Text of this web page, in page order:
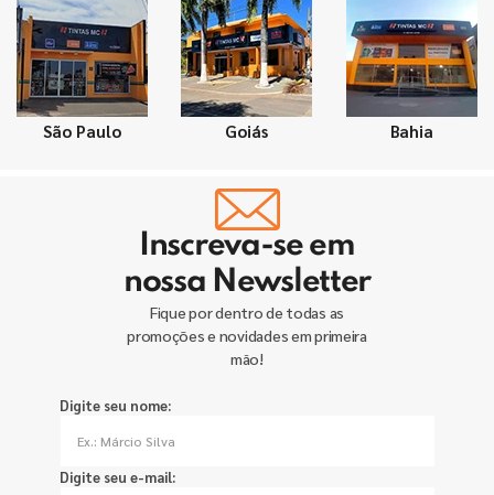
São Paulo Goiás Bahia
Inscreva-se em
nossa Newsletter
Fique por dentro de todas as
promoções e novidades em primeira
mão!
Digite seu nome:
Digite seu e-mail: